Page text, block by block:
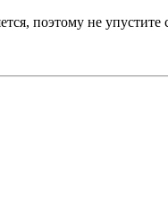
поэтому не